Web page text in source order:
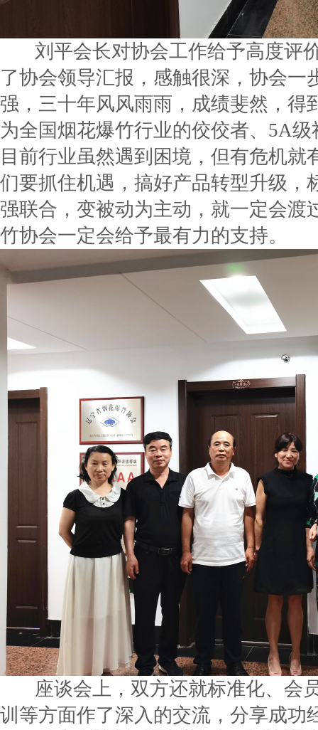
刘平会长对协会工作给予高度评
了协会领导汇报，感触很深，协会一
强，三十年风风雨雨，成绩斐然，得
为全国烟花爆竹行业的佼佼者、5A
目前行业虽然遇到困境，但有危机就
们要抓住机遇，搞好产品转型升级，
强联合，变被动为主动，就一定会渡
竹协会一定会给予最有力的支持。
座谈会上，双方还就标准化、会
训等方面作了深入的交流，分享成功